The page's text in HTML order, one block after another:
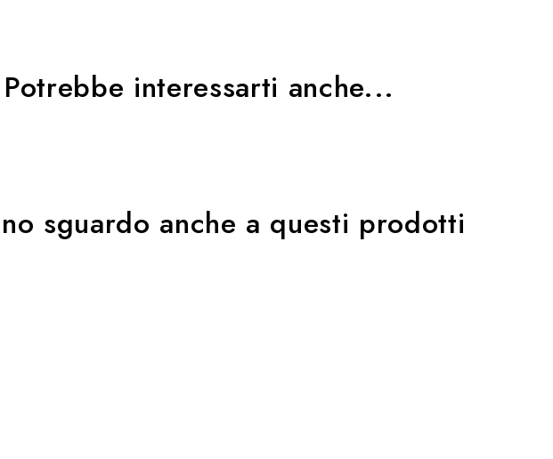
Potrebbe interessarti anche...
sguardo anche a questi prodotti